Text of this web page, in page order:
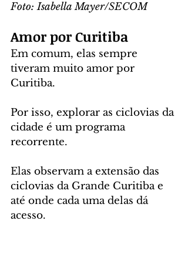
Foto: Isabella Mayer/SECOM
Amor por Curitiba
Em comum, elas sempre
tiveram muito amor por
Curitiba.
Por isso, explorar as ciclovias da
cidade é um programa
recorrente.
Elas observam a extensão das
ciclovias da Grande Curitiba e
até onde cada uma delas dá
acesso.